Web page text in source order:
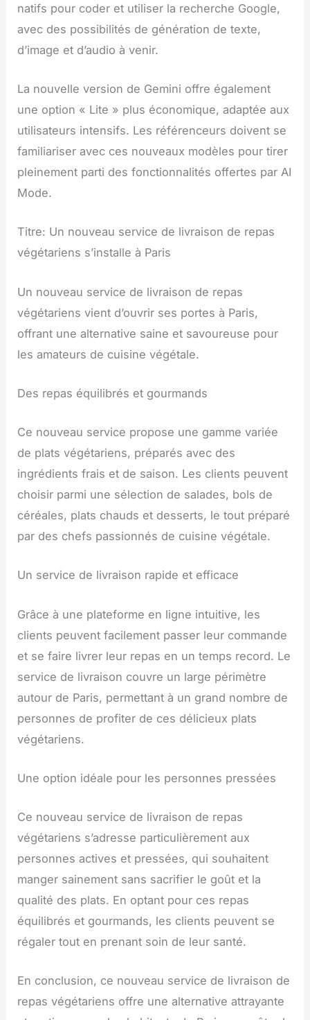
natifs pour coder et utiliser la recherche Google,
avec des possibilités de génération de texte,
d’image et d’audio à venir.
La nouvelle version de Gemini offre également
une option « Lite » plus économique, adaptée aux
utilisateurs intensifs. Les référenceurs doivent se
familiariser avec ces nouveaux modèles pour tirer
pleinement parti des fonctionnalités offertes par AI
Mode.
Titre: Un nouveau service de livraison de repas
végétariens s’installe à Paris
Un nouveau service de livraison de repas
végétariens vient d’ouvrir ses portes à Paris,
offrant une alternative saine et savoureuse pour
les amateurs de cuisine végétale.
Des repas équilibrés et gourmands
Ce nouveau service propose une gamme variée
de plats végétariens, préparés avec des
ingrédients frais et de saison. Les clients peuvent
choisir parmi une sélection de salades, bols de
céréales, plats chauds et desserts, le tout préparé
par des chefs passionnés de cuisine végétale.
Un service de livraison rapide et efficace
Grâce à une plateforme en ligne intuitive, les
clients peuvent facilement passer leur commande
et se faire livrer leur repas en un temps record. Le
service de livraison couvre un large périmètre
autour de Paris, permettant à un grand nombre de
personnes de profiter de ces délicieux plats
végétariens.
Une option idéale pour les personnes pressées
Ce nouveau service de livraison de repas
végétariens s’adresse particulièrement aux
personnes actives et pressées, qui souhaitent
manger sainement sans sacrifier le goût et la
qualité des plats. En optant pour ces repas
équilibrés et gourmands, les clients peuvent se
régaler tout en prenant soin de leur santé.
En conclusion, ce nouveau service de livraison de
repas végétariens offre une alternative attrayante